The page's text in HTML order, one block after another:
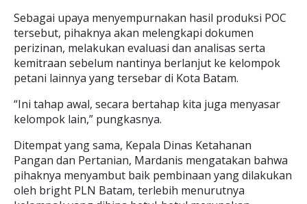
Sebagai upaya menyempurnakan hasil produksi POC
tersebut, pihaknya akan melengkapi dokumen
perizinan, melakukan evaluasi dan analisas serta
kemitraan sebelum nantinya berlanjut ke kelompok
petani lainnya yang tersebar di Kota Batam.
“Ini tahap awal, secara bertahap kita juga menyasar
kelompok lain,” pungkasnya.
Ditempat yang sama, Kepala Dinas Ketahanan
Pangan dan Pertanian, Mardanis mengatakan bahwa
pihaknya menyambut baik pembinaan yang dilakukan
oleh bright PLN Batam, terlebih menurutnya